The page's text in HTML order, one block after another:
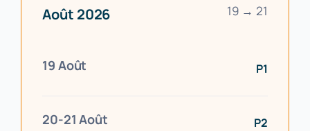
Août 2026 19 → 21
19 Août P1
20-21 Août P2